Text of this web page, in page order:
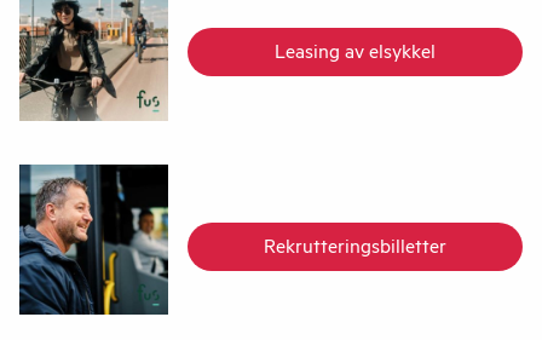
Leasing av elsykkel
Rekrutteringsbilletter